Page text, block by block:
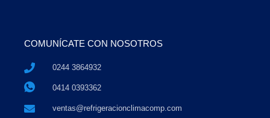
COMUNÍCATE CON NOSOTROS
0244 3864932
0414 0393362
ventas@refrigeracionclimacomp.com